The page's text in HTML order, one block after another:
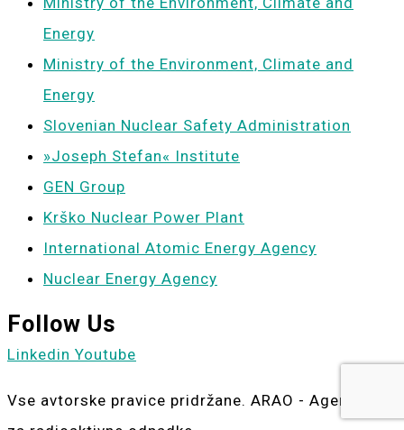
Energy
Ministry of the Environment, Climate and
Energy
Slovenian Nuclear Safety Administration
»Joseph Stefan« Institute
GEN Group
Krško Nuclear Power Plant
International Atomic Energy Agency
Nuclear Energy Agency
Follow Us
Linkedin Youtube
Vse avtorske pravice pridržane. ARAO - Agencija